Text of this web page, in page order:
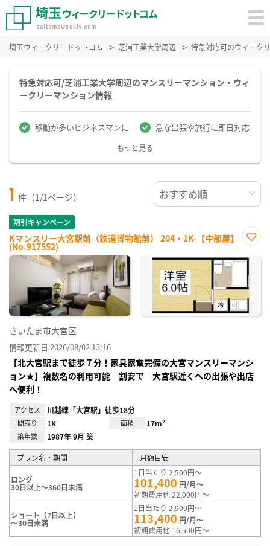
埼玉ウィークリードットコム 芝浦工業大学周辺 特急対応可のウィーク
特急対応可/芝浦工業大学周辺のマンスリーマンション・ウィ
ークリーマンション情報
移動が多いビジネスマンに 急な出張や旅行に即日対応
もっと見る
1 件（1/1ページ）
割引キャンペーン
Kマンスリー大宮駅前（鉄道博物館前） 204・1K-【中部屋】
(No.917552)
に入
録
さいたま市大宮区
情報更新日 2026/08/02 13:16
【北大宮駅まで徒歩７分！家具家電完備の大宮マンスリーマンシ
ョン★】複数名の利用可能 割安で 大宮駅近くへの出張や出店
へ便利！
アクセス 川越線「大宮駅」徒歩18分
間取り 1K 面積 17m²
築年数 1987年 9月 築
プラン名・期間 月額目安
ロング
30日以上～360日未満
1日当たり 2,500円～
101,400 円/月～
初期費用他 22,000円～
ショート【7日以上】
～30日未満
1日当たり 2,900円～
113,400 円/月～
初期費用他 16,500円～